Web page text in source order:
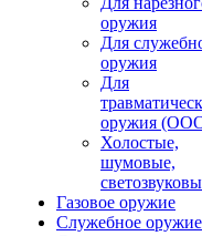
оружия
Для
оружия
Для
оружия
Холостые,
шумовые,
Газовое оружие
Служебное оружие